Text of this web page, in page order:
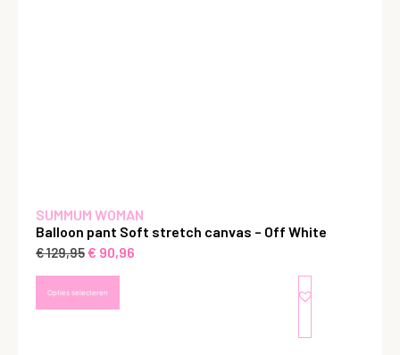
SUMMUM WOMAN
Balloon pant Soft stretch canvas – Off White
€129,95€ 90,96
Opties selecteren